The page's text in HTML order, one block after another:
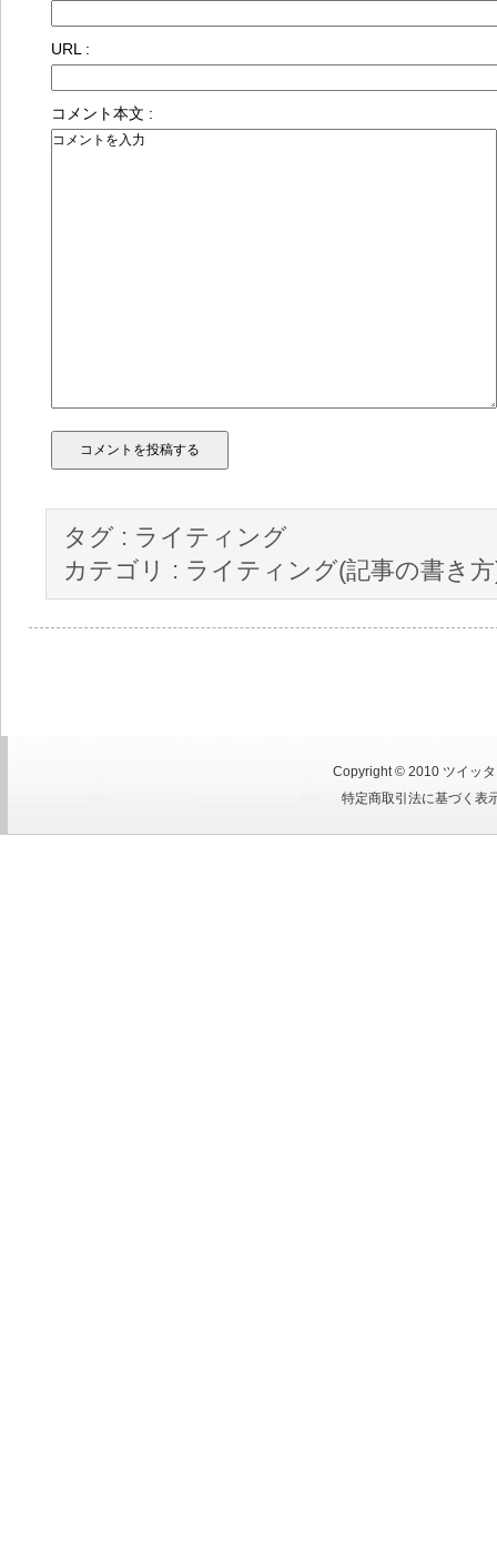
URL :
コメント本文 :
タグ : ライティング
カテゴリ : ライティング(記事の書き
Copyright © 2010 ツイッ
特定商取引法に基づく表